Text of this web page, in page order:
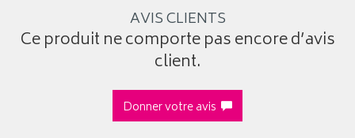
AVIS CLIENTS
Ce produit ne comporte pas encore d’avis
client.
Donner votre avis